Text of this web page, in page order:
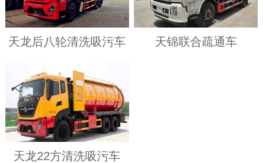
天龙后八轮清洗吸污车 天锦联合疏通车
天龙22方清洗吸污车